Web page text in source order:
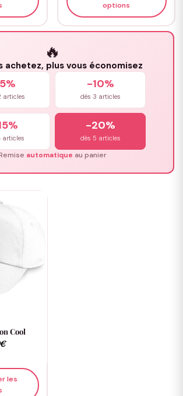
options
🔥
achetez, plus vous économisez
articles
-10%
dès 3 articles
articles
-20%
dès 5 articles
automatique au panier
Cool
€
les